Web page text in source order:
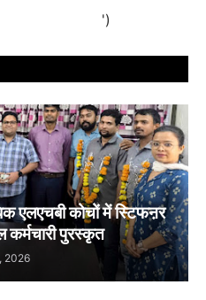
')
एलएचबी कोचों में स्टिफऩर
कर्मचारी पुरस्कृत
2026